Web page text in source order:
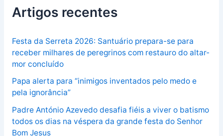
Artigos recentes
Festa da Serreta 2026: Santuário prepara-se para
receber milhares de peregrinos com restauro do altar-
mor concluído
Papa alerta para “inimigos inventados pelo medo e
pela ignorância”
Padre António Azevedo desafia fiéis a viver o batismo
todos os dias na véspera da grande festa do Senhor
Bom Jesus